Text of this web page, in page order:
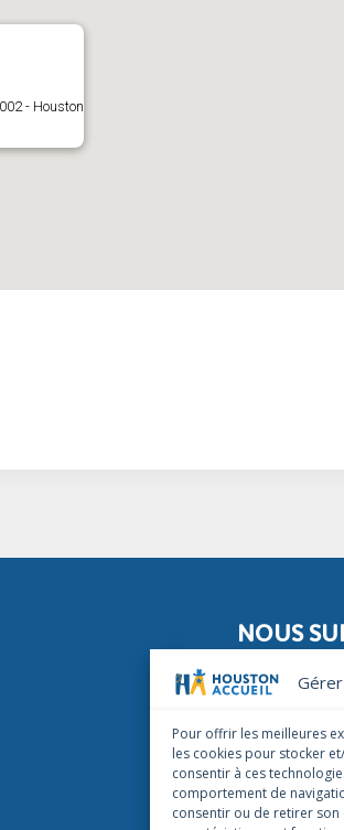
Pour offrir les meilleures
les cookies pour stocker
consentir à ces
comportement de
consentir ou de retirer
- Houston
NOUS